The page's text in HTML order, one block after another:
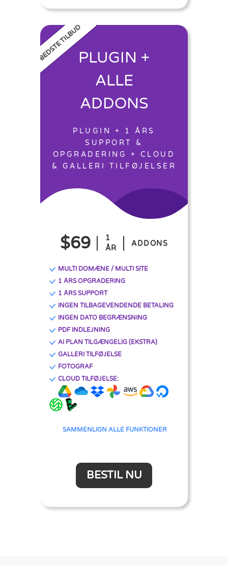
BEDSTE TILBUDPLUGIN +
ALLE
ADDONS
PLUGIN + 1 ÅRS
SUPPORT &
OPGRADERING + CLOUD
& GALLERI TILFØJELSER
$69
1
ÅR
ADDONS
MULTI DOMÆNE / MULTI SITE
1 ÅRS OPGRADERING
1 ÅRS SUPPORT
INGEN TILBAGEVENDENDE BETALING
INGEN DATO BEGRÆNSNING
PDF INDLEJNING
AI PLAN TILGÆNGELIG (EKSTRA)
GALLERI TILFØJELSE
FOTOGRAF
CLOUD TILFØJELSE:
SAMMENLIGN ALLE FUNKTIONER
BESTIL NU